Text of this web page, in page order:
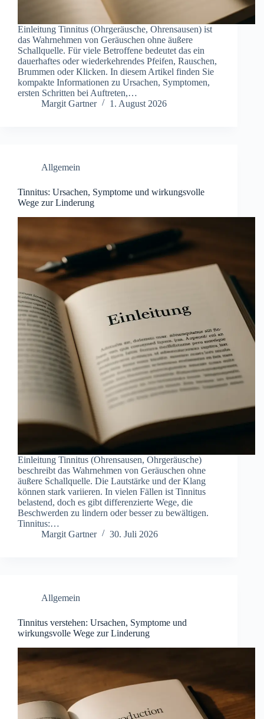
Einleitung Tinnitus (Ohrgeräusche, Ohrensausen) ist
das Wahrnehmen von Geräuschen ohne äußere
Schallquelle. Für viele Betroffene bedeutet das ein
dauerhaftes oder wiederkehrendes Pfeifen, Rauschen,
Brummen oder Klicken. In diesem Artikel finden Sie
kompakte Informationen zu Ursachen, Symptomen,
ersten Schritten bei Auftreten,…
Margit Gartner
1. August 2026
Allgemein
Tinnitus: Ursachen, Symptome und wirkungsvolle
Wege zur Linderung
Einleitung Tinnitus (Ohrensausen, Ohrgeräusche)
beschreibt das Wahrnehmen von Geräuschen ohne
äußere Schallquelle. Die Lautstärke und der Klang
können stark variieren. In vielen Fällen ist Tinnitus
belastend, doch es gibt differenzierte Wege, die
Beschwerden zu lindern oder besser zu bewältigen.
Tinnitus:…
Margit Gartner
30. Juli 2026
Allgemein
Tinnitus verstehen: Ursachen, Symptome und
wirkungsvolle Wege zur Linderung